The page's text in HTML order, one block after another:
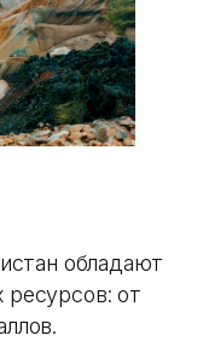
обладают
от